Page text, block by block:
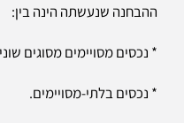
ההבחנה שנעשתה הינה בין:
* נכסים מסויימים מסוגים
* נכסים בלתי-מסויימים.